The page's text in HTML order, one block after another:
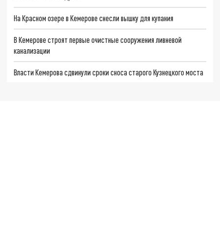
На Красном озере в Кемерове снесли вышку для купания
В Кемерове строят первые очистные сооружения ливневой
канализации
Власти Кемерова сдвинули сроки сноса старого Кузнецкого моста